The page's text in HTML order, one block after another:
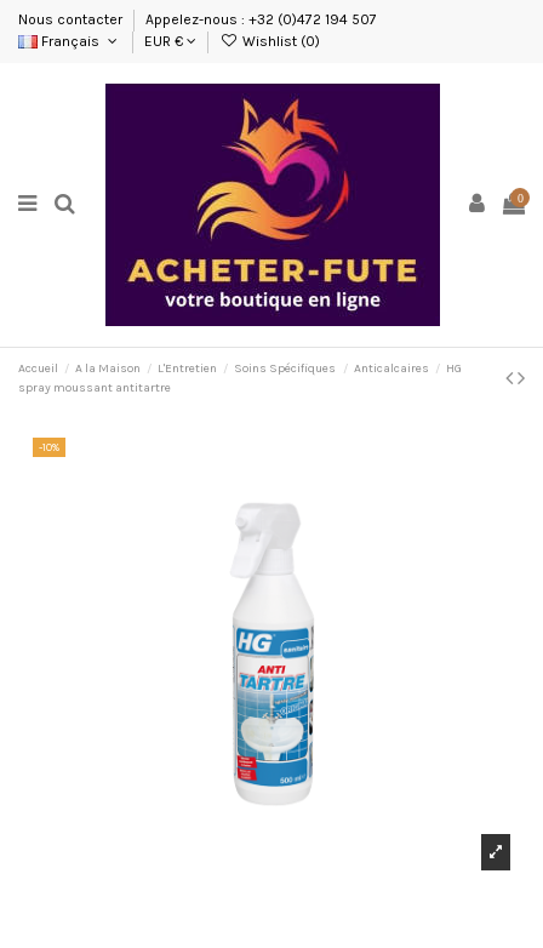
Nous contacter
Appelez-nous : +32 (0)472 194 507
Français
EUR € Wishlist (0)
0
Accueil A la Maison L'Entretien Soins Spécifiques Anticalcaires
HG
spray moussant antitartre
-10%